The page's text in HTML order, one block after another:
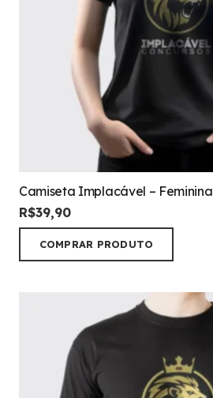
Camiseta Implacável – Feminina
R$39,90
COMPRAR PRODUTO